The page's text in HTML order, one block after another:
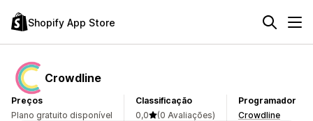
Shopify App Store
Crowdline
Preços
Plano gratuito disponível
Classificação
0,0
(0 Avaliações)
Programador
Crowdline